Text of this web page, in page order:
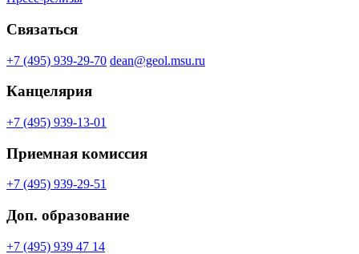
Связаться
+7 (495) 939-29-70 dean@geol.msu.ru
Канцелярия
+7 (495) 939-13-01
Приемная комиссия
+7 (495) 939-29-51
Доп. образование
+7 (495) 939 47 14